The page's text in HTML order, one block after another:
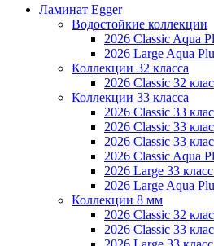
Ламинат Egger
Водостойкие коллекции
2026 Classic Aqua
2026 Large Aqua
Коллекции 32 класса
2026 Classic 32
Коллекции 33 класса
2026 Classic 33
2026 Classic 33
2026 Classic 33
2026 Classic Aqua
2026 Large 33
2026 Large Aqua
Коллекции 8 мм
2026 Classic 32
2026 Classic 33